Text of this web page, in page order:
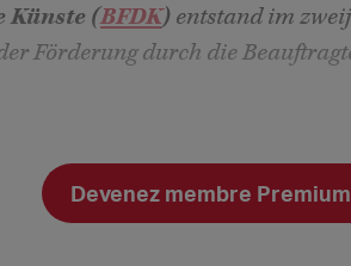
Künste (BFDK) entstand im
Förderung durch die
Devenez membre